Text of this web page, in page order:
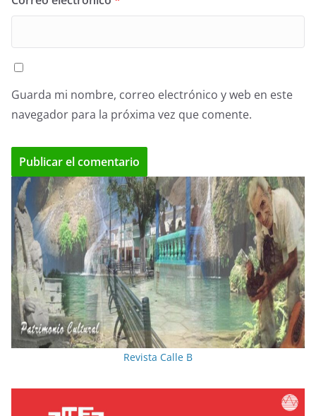
Guarda mi nombre, correo electrónico y web en este
navegador para la próxima vez que comente.
Revista Calle B